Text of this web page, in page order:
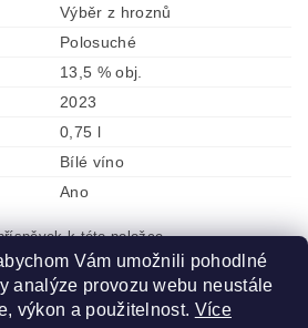
Výběr z hroznů
Polosuché
13,5 % obj.
2023
0,75 l
Bílé víno
Ano
k této položce.
Vám umožnili pohodlné
analýze provozu webu neustále
výkon a použitelnost. Více